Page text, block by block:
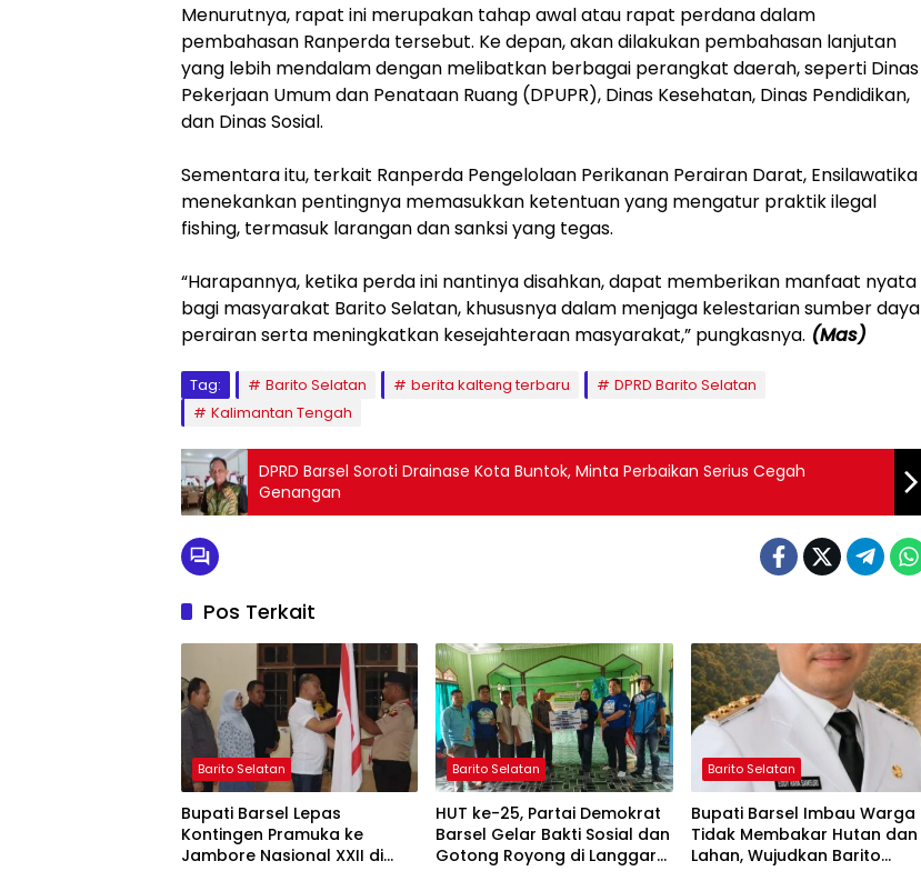
‎Menurutnya, rapat ini merupakan tahap awal atau rapat perdana dalam
pembahasan Ranperda tersebut. Ke depan, akan dilakukan pembahasan lanjutan
yang lebih mendalam dengan melibatkan berbagai perangkat daerah, seperti Dinas
Pekerjaan Umum dan Penataan Ruang (DPUPR), Dinas Kesehatan, Dinas Pendidikan,
dan Dinas Sosial.
‎Sementara itu, terkait Ranperda Pengelolaan Perikanan Perairan Darat, Ensilawatika
menekankan pentingnya memasukkan ketentuan yang mengatur praktik ilegal
fishing, termasuk larangan dan sanksi yang tegas.
‎“Harapannya, ketika perda ini nantinya disahkan, dapat memberikan manfaat nyata
bagi masyarakat Barito Selatan, khususnya dalam menjaga kelestarian sumber daya
perairan serta meningkatkan kesejahteraan masyarakat,” pungkasnya. (Mas)
Tag: Barito Selatan berita kalteng terbaru
DPRD Barito Selatan
Kalimantan Tengah
DPRD Barsel Soroti Drainase Kota Buntok, Minta Perbaikan Serius Cegah
Genangan
Pos Terkait
Barito Selatan
Bupati Barsel Lepas
Kontingen Pramuka ke
Jambore Nasional XXII di
Barito Selatan
HUT ke-25, Partai Demokrat
Barsel Gelar Bakti Sosial dan
Gotong Royong di Langgar
Barito Selatan
Bupati Barsel Imbau Warga
Tidak Membakar Hutan dan
Lahan, Wujudkan Barito